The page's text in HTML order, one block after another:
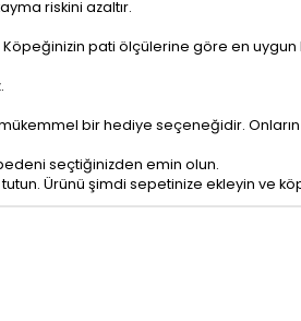
riskini azaltır.
pati ölçülerine göre en
bir hediye seçeneğidir.
seçtiğinizden emin olun.
Ürünü şimdi sepetinize ekleyin ve